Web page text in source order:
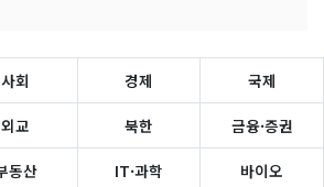
사회 경제 국제
외교 북한 금융·증권
동산 IT·과학 바이오